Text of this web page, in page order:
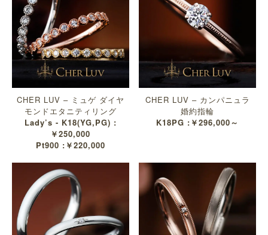
CHER LUV – ミュゲ ダイヤ
モンドエタニティリング
Lady’s - K18(YG,PG) :
￥250,000
Pt900 :￥220,000
CHER LUV – カンパニュラ
婚約指輪
K18PG :￥296,000～